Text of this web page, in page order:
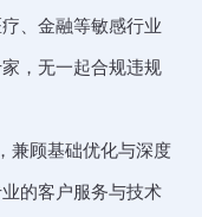
、金融等敏感行业
，无一起合规违规
兼顾基础优化与深度
的客户服务与技术